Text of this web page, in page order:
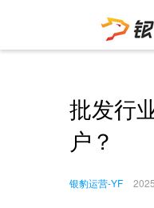
批发行
户？
银豹运营-YF